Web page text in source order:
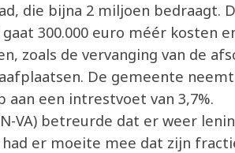
die bijna 2 miljoen bedraagt.
300.000 euro méér kosten
zoals de vervanging van de
De gemeente
aan een intrestvoet van 3,7%.
VA) betreurde dat er weer
er moeite mee dat zijn